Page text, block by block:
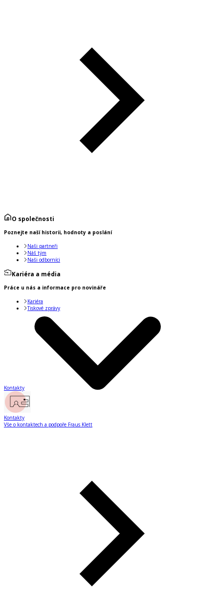
O společnosti
Poznejte naší historii, hodnoty a poslání
Naši partneři
Náš tým
Naši odborníci
Kariéra a média
Práce u nás a informace pro novináře
Kariéra
Tiskové zprávy
Kontakty
Kontakty
Vše o kontaktech a podpoře Fraus Klett